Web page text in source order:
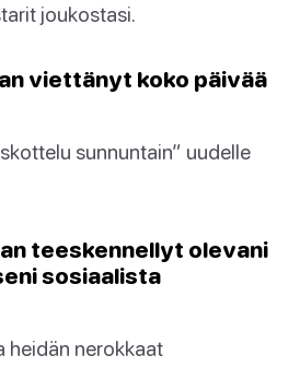
joukostasi.
viettänyt koko päivää
sunnuntain” uudelle
teeskennellyt olevani
sosiaalista
heidän nerokkaat